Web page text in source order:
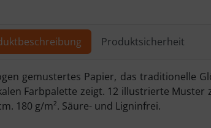
Produktsicherheit
gemustertes Papier, das traditionelle
Farbpalette zeigt. 12 illustrierte Muster
180 g/m². Säure- und Ligninfrei.